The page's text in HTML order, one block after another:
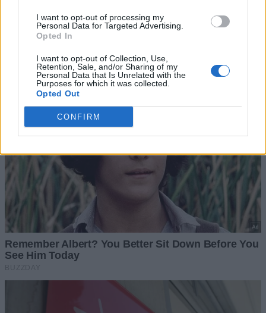
I want to opt-out of processing my
Personal Data for Targeted Advertising.
Opted In
I want to opt-out of Collection, Use,
Retention, Sale, and/or Sharing of my
Personal Data that Is Unrelated with the
Purposes for which it was collected.
Opted Out
CONFIRM